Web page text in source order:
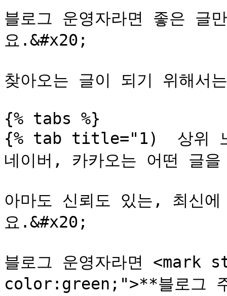
블로그 운영자라면 좋은 글
요.&#x20;
찾아오는 글이 되기 위해서
{% tabs %}
{% tab title="1)  상위 노
네이버, 카카오는 어떤 글
아마도 신뢰도 있는, 최신
요.&#x20;
블로그 운영자라면 <mark
color:green;">**블로그